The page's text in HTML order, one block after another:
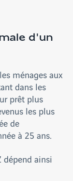
d'un
ménages aux
dans les
prêt plus
les plus
de
à 25 ans.
dépend ainsi